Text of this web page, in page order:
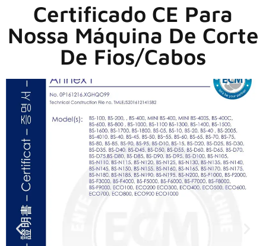
Certificado CE Para
Nossa Máquina De Corte
De Fios/cabos